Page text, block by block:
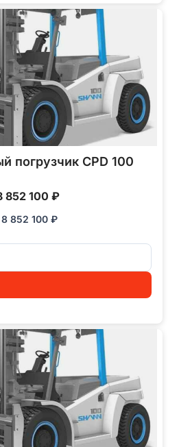
погрузчик CPD 100
852 100 ₽
8 852 100 ₽